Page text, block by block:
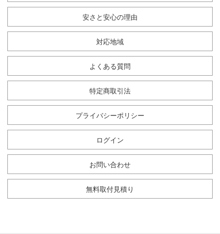
安さと安心の理由
対応地域
よくある質問
特定商取引法
プライバシーポリシー
ログイン
お問い合わせ
無料取付見積り